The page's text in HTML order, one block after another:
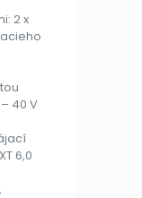
2 x
40 V
6,0